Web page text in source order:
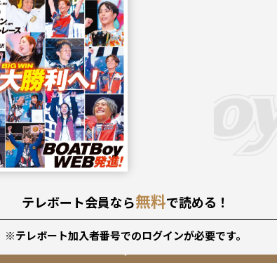
9月号
テレボート会員なら無料で読める！
※テレボート加入者番号でのログインが必要です。